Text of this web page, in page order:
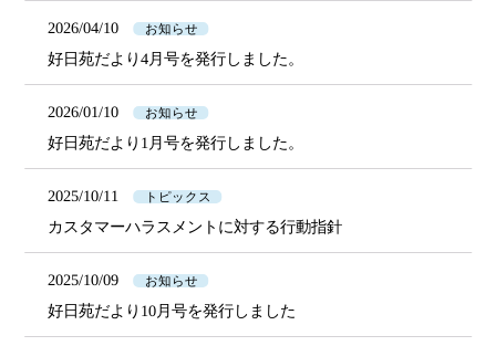
2026/04/10 お知らせ
好日苑だより4月号を発行しました。
2026/01/10 お知らせ
好日苑だより1月号を発行しました。
2025/10/11 トピックス
カスタマーハラスメントに対する行動指針
2025/10/09 お知らせ
好日苑だより10月号を発行しました